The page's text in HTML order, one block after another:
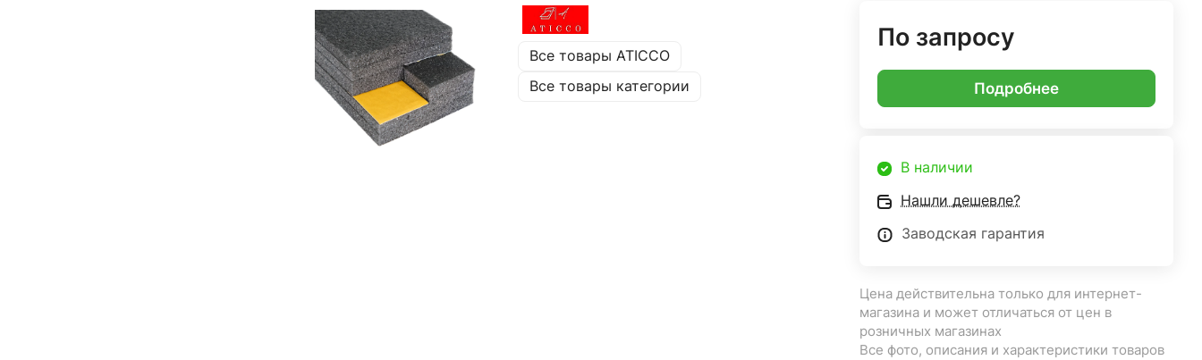
Все товары ATICCO
Все товары категории
По запросу
Подробнее
В наличии
Нашли дешевле?
Заводская гарантия
Цена действительна только для интернет-
магазина и может отличаться от цен в
розничных магазинах
Все фото, описания и характеристики товаров